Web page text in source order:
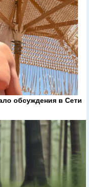
обсуждения в Сети